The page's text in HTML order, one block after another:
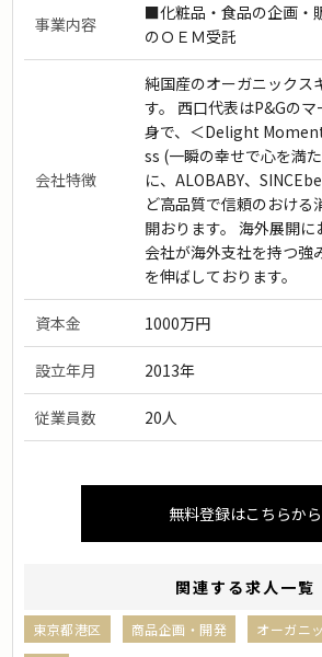
事業内容
■化粧品・食品の企画・
のＯＥＭ受託
会社特徴
純国産のオーガニックス
す。 西口代表はP&Gの
身で、＜Delight
ss (一瞬の幸せで心を満
に、ALOBABY、
ど高品質で信頼のおける
開おります。 海外展開
会社が海外支社を持つ強
を伸ばしております。
資本金 1000万円
設立年月 2013年
従業員数 20人
無料登録はこちらから
関連する求人一覧
東京都港区 商品企画・開発 オーガニ